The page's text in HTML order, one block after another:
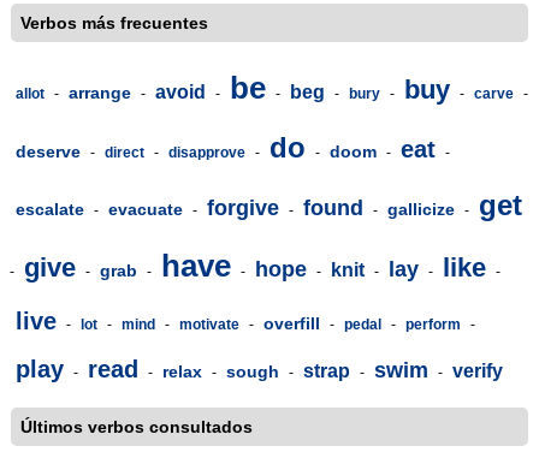
Verbos más frecuentes
allot - arrange - avoid - be - beg - bury - buy - carve -
deserve - direct - disapprove - do - doom - eat -
escalate - evacuate - forgive - found - gallicize - get
- give - grab - have - hope - knit - lay - like -
live - lot - mind - motivate - overfill - pedal - perform -
play - read - relax - sough - strap - swim - verify
Últimos verbos consultados